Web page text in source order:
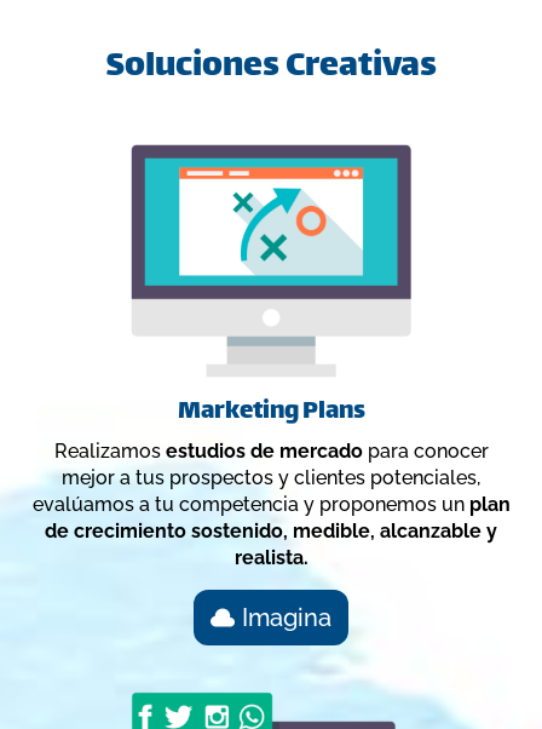
Soluciones Creativas
Marketing Plans
Realizamos estudios de mercadopara conocer
mejor a tus prospectos y clientes potenciales,
evalúamos a tu competencia y proponemos un plan
de crecimiento sostenido, medible, alcanzable y
realista.
Imagina